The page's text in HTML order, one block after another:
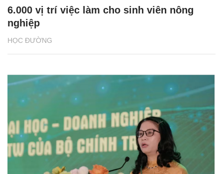
HỌC ĐƯỜNG
6.000 vị trí việc làm cho sinh viên nông
nghiệp